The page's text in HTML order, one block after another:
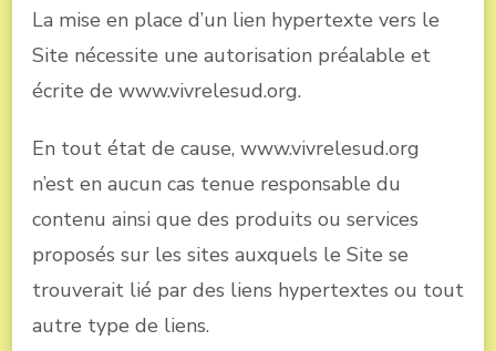
La mise en place d’un lien hypertexte vers le
Site nécessite une autorisation préalable et
écrite de www.vivrelesud.org.
En tout état de cause, www.vivrelesud.org
n’est en aucun cas tenue responsable du
contenu ainsi que des produits ou services
proposés sur les sites auxquels le Site se
trouverait lié par des liens hypertextes ou tout
autre type de liens.